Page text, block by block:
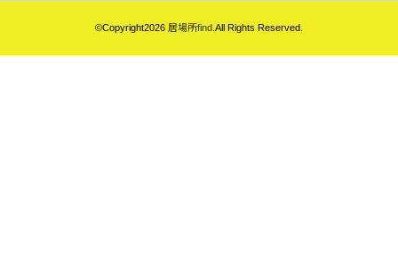
©Copyright2026 居場所find.All Rights Reserved.